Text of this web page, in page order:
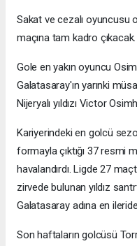
Sakat ve cezalı oyuncusu
maçına tam kadro çıkacak.
Gole en yakın oyuncu
Galatasaray'ın yarınki
Nijeryalı yıldızı Victor
Kariyerindeki en golcü
formayla çıktığı 37 resmi
havalandırdı. Ligde 27
zirvede bulunan yıldız
Galatasaray adına en
Son haftaların golcüsü